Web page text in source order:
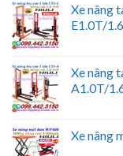
Xe nâng
E1.0T/
Xe nâng
A1.0T/
Xe nâng